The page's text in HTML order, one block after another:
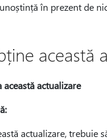
în prezent de
această
actualizare
actualizare, trebuie